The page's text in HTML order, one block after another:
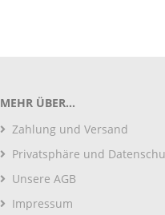
MEHR ÜBER...
Zahlung und Versand
Privatsphäre und
Unsere AGB
Impressum